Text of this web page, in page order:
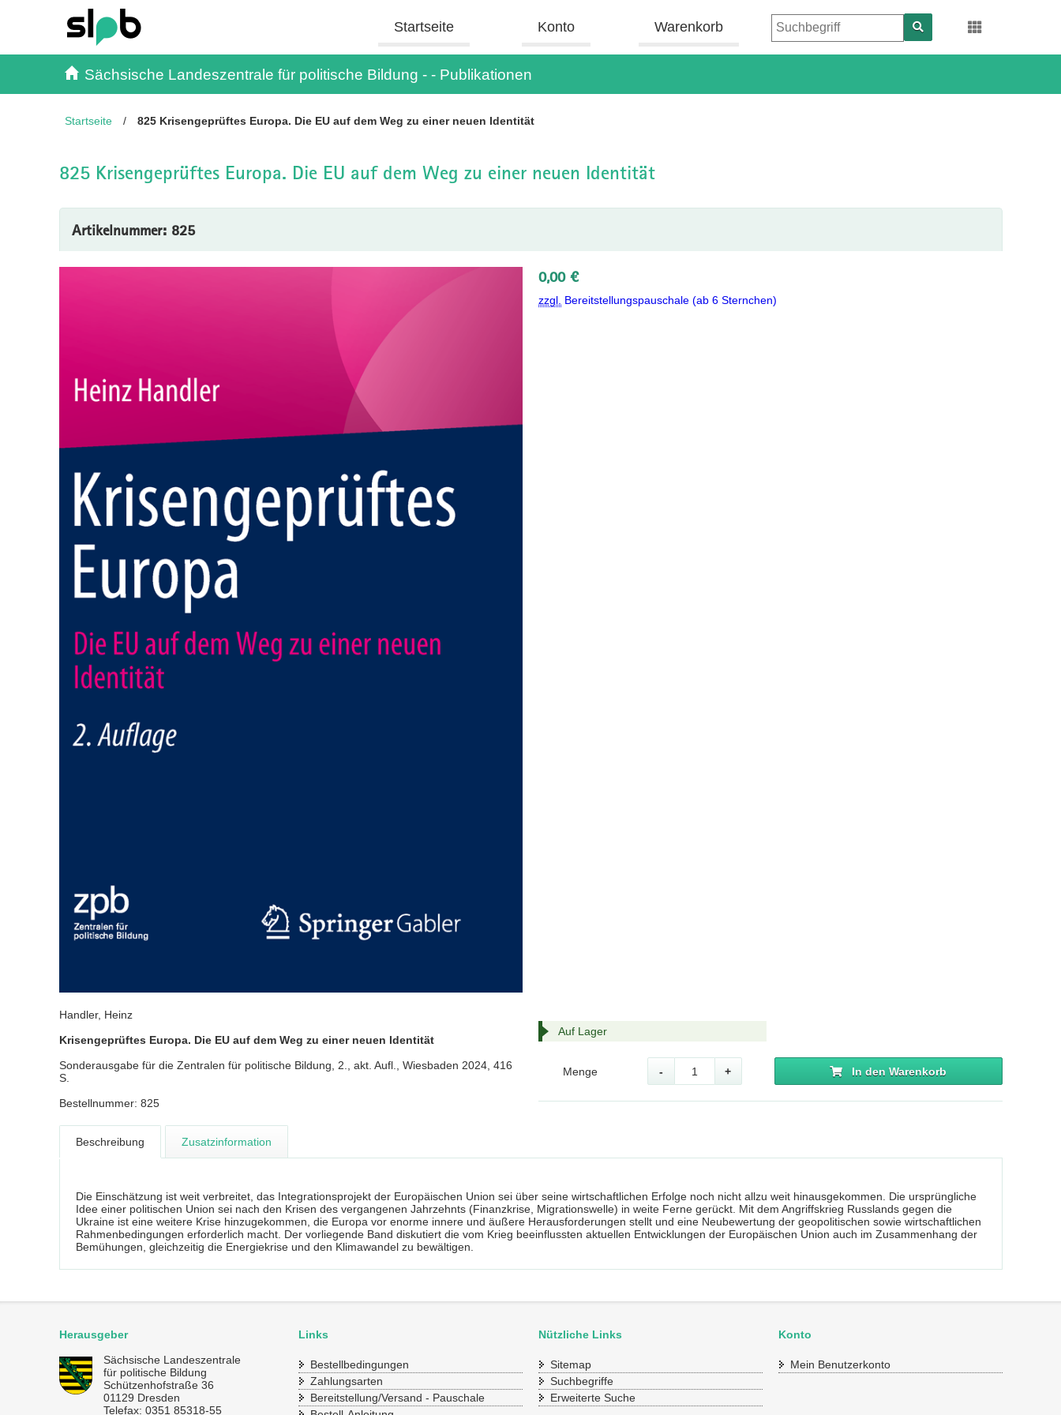
Inhalt
Kundenmenü
Suche
Servicemenü Startseite Konto Warenkorb
Sächsische Landeszentrale für politische Bildung - - Publikationen
Startseite / 825 Krisengeprüftes Europa. Die EU auf dem Weg zu einer neuen Identität
825 Krisengeprüftes Europa. Die EU auf dem Weg zu einer neuen Identität
Artikelnummer: 825
Handler, Heinz
Krisengeprüftes Europa. Die EU auf dem Weg zu einer neuen Identität
Sonderausgabe für die Zentralen für politische Bildung, 2., akt. Aufl., Wiesbaden 2024, 416
S.
Bestellnummer: 825
0,00 €
zzgl. Bereitstellungspauschale (ab 6 Sternchen)
Auf Lager
Menge - + In den Warenkorb
Beschreibung Zusatzinformation
Die Einschätzung ist weit verbreitet, das Integrationsprojekt der Europäischen Union sei über seine wirtschaftlichen Erfolge noch nicht allzu weit hinausgekommen. Die ursprüngliche
Idee einer politischen Union sei nach den Krisen des vergangenen Jahrzehnts (Finanzkrise, Migrationswelle) in weite Ferne gerückt. Mit dem Angriffskrieg Russlands gegen die
Ukraine ist eine weitere Krise hinzugekommen, die Europa vor enorme innere und äußere Herausforderungen stellt und eine Neubewertung der geopolitischen sowie wirtschaftlichen
Rahmenbedingungen erforderlich macht. Der vorliegende Band diskutiert die vom Krieg beeinflussten aktuellen Entwicklungen der Europäischen Union auch im Zusammenhang der
Bemühungen, gleichzeitig die Energiekrise und den Klimawandel zu bewältigen.
Herausgeber
Sächsische Landeszentrale
für politische Bildung
Schützenhofstraße 36
01129 Dresden
Telefax: 0351 85318-55
Links
Bestellbedingungen
Zahlungsarten
Bereitstellung/Versand - Pauschale
Nützliche Links
Sitemap
Suchbegriffe
Erweiterte Suche
Konto
Mein Benutzerkonto